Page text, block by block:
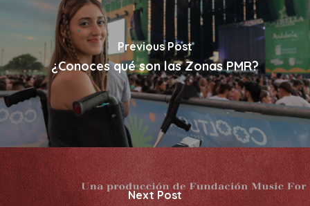
Previous Post
¿Conoces qué son las Zonas PMR?
Next Post